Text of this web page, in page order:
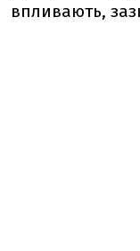
впливають,